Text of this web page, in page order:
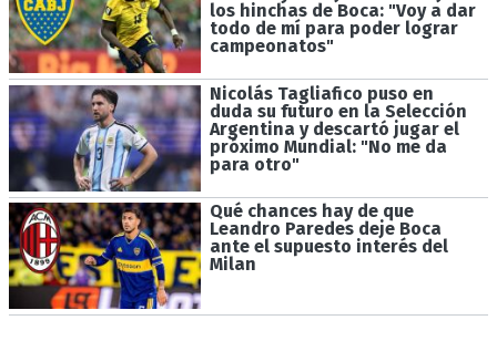
los hinchas de Boca: "Voy a dar
todo de mí para poder lograr
campeonatos"
Nicolás Tagliafico puso en
duda su futuro en la Selección
Argentina y descartó jugar el
próximo Mundial: "No me da
para otro"
Qué chances hay de que
Leandro Paredes deje Boca
ante el supuesto interés del
Milan